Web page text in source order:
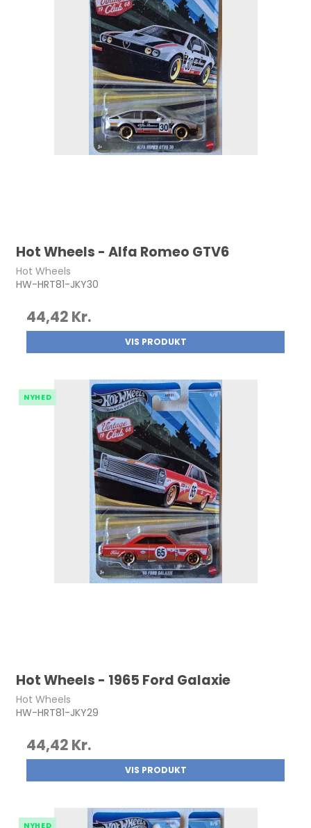
Hot Wheels - Alfa Romeo GTV6
Hot Wheels
HW-HRT81-JKY30
44,42 Kr.
VIS PRODUKT
NYHED
Hot Wheels - 1965 Ford Galaxie
Hot Wheels
HW-HRT81-JKY29
44,42 Kr.
VIS PRODUKT
NYHED